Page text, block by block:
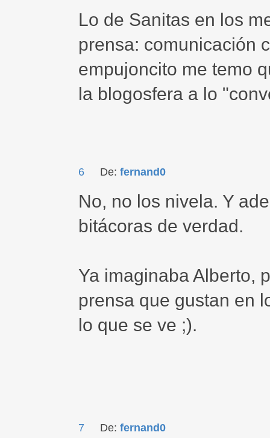
Lo de Sanitas en los
prensa: comunicación
empujoncito me temo
la blogosfera a lo
6 De: fernand0
No, no los nivela. Y
bitácoras de verdad.
Ya imaginaba Alberto,
prensa que gustan en
lo que se ve ;).
7 De: fernand0